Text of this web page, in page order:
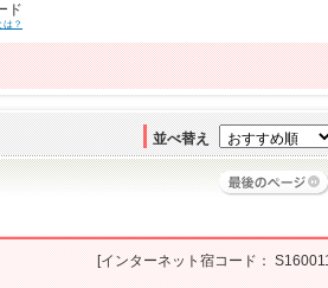
ド
は？
並べ替え
[インターネット宿コード：